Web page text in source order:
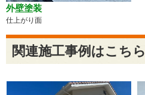
外壁塗装
仕上がり面
関連施工事例はこちら